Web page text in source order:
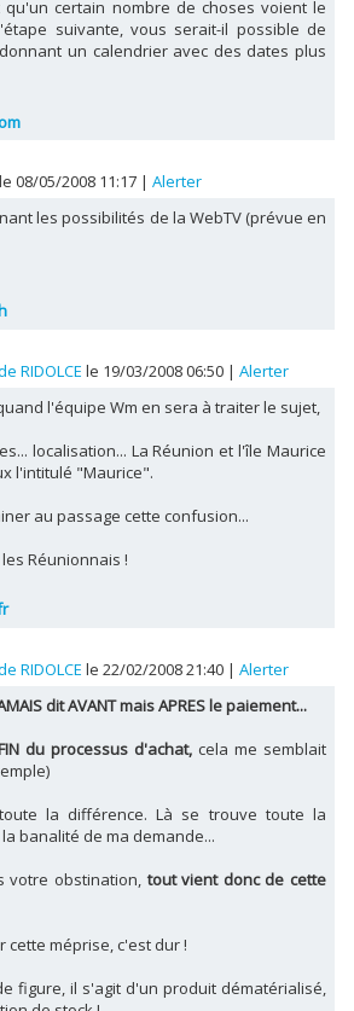
certain nombre de choses voient le
suivante, vous serait-il possible de
un calendrier avec des dates plus
le 08/05/2008 11:17 | Alerter
les possibilités de la WebTV (prévue en
RIDOLCE le 19/03/2008 06:50 | Alerter
l'équipe Wm en sera à traiter le sujet,
localisation... La Réunion et l'île Maurice
l'intitulé "Maurice".
au passage cette confusion...
Réunionnais !
RIDOLCE le 22/02/2008 21:40 | Alerter
dit AVANT mais APRES le paiement...
du processus d'achat, cela me semblait
la différence. Là se trouve toute la
banalité de ma demande...
votre obstination, tout vient donc de cette
méprise, c'est dur !
figure, il s'agit d'un produit dématérialisé,